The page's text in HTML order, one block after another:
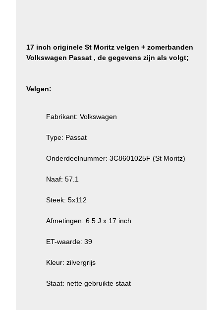
17 inch originele St Moritz velgen + zomerbanden
Volkswagen Passat , de gegevens zijn als volgt;
Velgen:
Fabrikant: Volkswagen
Type: Passat
Onderdeelnummer: 3C8601025F (St Moritz)
Naaf: 57.1
Steek: 5x112
Afmetingen: 6.5 J x 17 inch
ET-waarde: 39
Kleur: zilvergrijs
Staat: nette gebruikte staat